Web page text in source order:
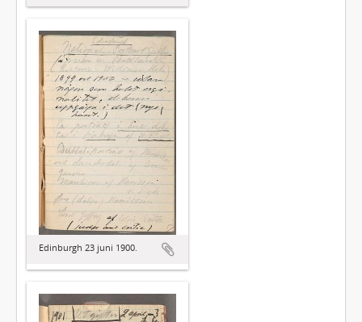
Edinburgh 23 juni 1900.